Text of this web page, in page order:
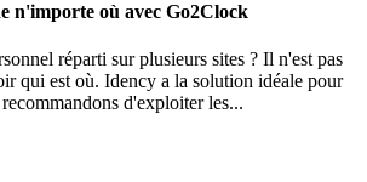
n'importe où avec Go2Clock
réparti sur plusieurs sites ? Il n'est pas
qui est où. Idency a la solution idéale pour
d'exploiter les...